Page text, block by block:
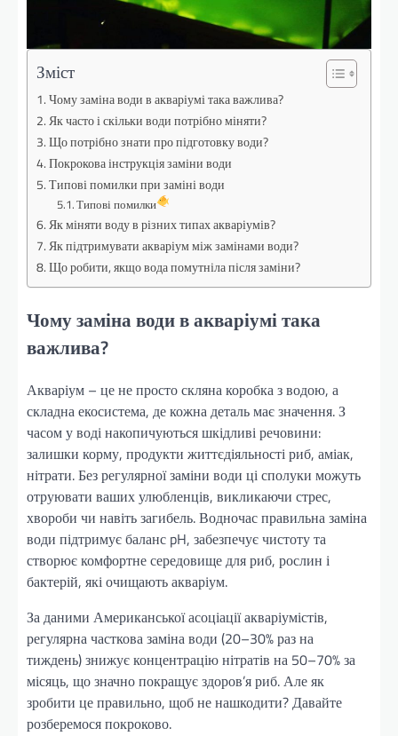
Зміст
Чому заміна води в акваріумі така важлива?
Як часто і скільки води потрібно міняти?
Що потрібно знати про підготовку води?
Покрокова інструкція заміни води
Типові помилки при заміні води
Типові помилки
Як міняти воду в різних типах акваріумів?
Як підтримувати акваріум між замінами води?
Що робити, якщо вода помутніла після заміни?
Чому заміна води в акваріумі така
важлива?
Акваріум – це не просто скляна коробка з водою, а
складна екосистема, де кожна деталь має значення. З
часом у воді накопичуються шкідливі речовини:
залишки корму, продукти життєдіяльності риб, аміак,
нітрати. Без регулярної заміни води ці сполуки можуть
отруювати ваших улюбленців, викликаючи стрес,
хвороби чи навіть загибель. Водночас правильна заміна
води підтримує баланс pH, забезпечує чистоту та
створює комфортне середовище для риб, рослин і
бактерій, які очищають акваріум.
За даними Американської асоціації акваріумістів,
регулярна часткова заміна води (20–30% раз на
тиждень) знижує концентрацію нітратів на 50–70% за
місяць, що значно покращує здоров’я риб. Але як
зробити це правильно, щоб не нашкодити? Давайте
розберемося покроково.